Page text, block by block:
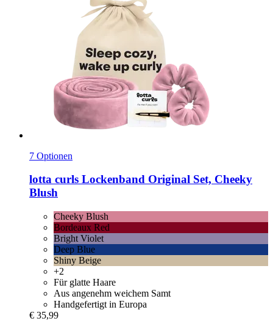
7 Optionen
lotta curls Lockenband Original Set, Cheeky
Blush
Cheeky Blush
Bordeaux Red
Bright Violet
Deep Blue
Shiny Beige
+2
Für glatte Haare
Aus angenehm weichem Samt
Handgefertigt in Europa
€ 35,99